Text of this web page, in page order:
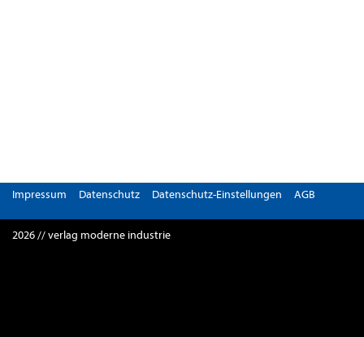
Impressum Datenschutz Datenschutz-Einstellungen AGB
2026 // verlag moderne industrie